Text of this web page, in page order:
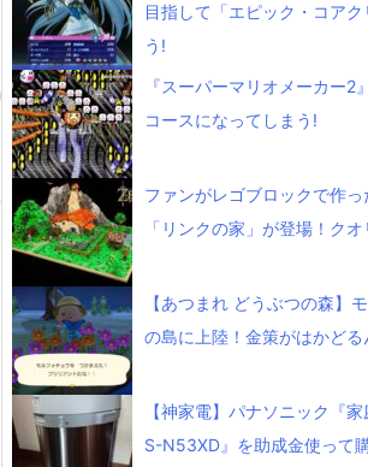
目指して「エピック・コア
う!
『スーパーマリオメーカー2
コースになってしまう!
ファンがレゴブロックで作
「リンクの家」が登場！ク
【あつまれ どうぶつの森】
の島に上陸！金策がはかどる
【神家電】パナソニック『
S-N53XD』を助成金使って